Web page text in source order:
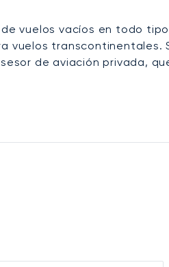
vuelos vacíos en todo
vuelos transcontinentales.
de aviación privada,